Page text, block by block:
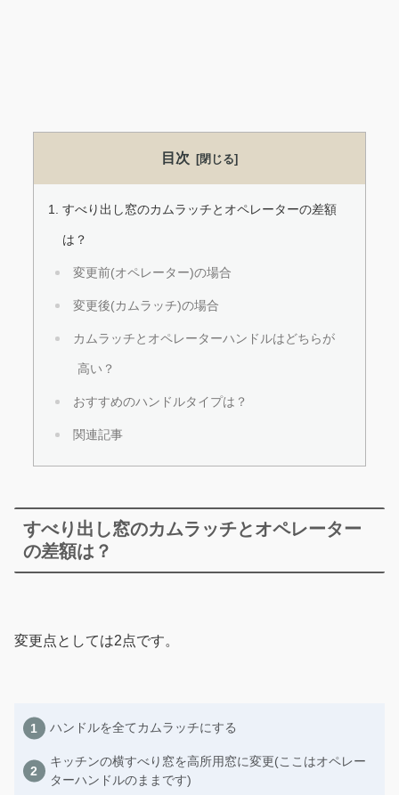
目次
すべり出し窓のカムラッチとオペレーターの差額
は？
変更前(オペレーター)の場合
変更後(カムラッチ)の場合
カムラッチとオペレーターハンドルはどちらが
高い？
おすすめのハンドルタイプは？
関連記事
すべり出し窓のカムラッチとオペレーター
の差額は？
変更点としては2点です。
ハンドルを全てカムラッチにする
キッチンの横すべり窓を高所用窓に変更(ここはオペレー
ターハンドルのままです)